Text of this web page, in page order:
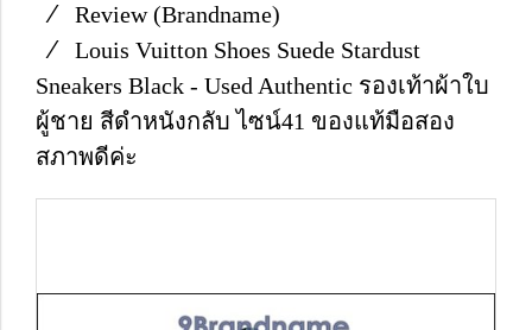
Review (Brandname)
Louis Vuitton Shoes Suede Stardust
Sneakers Black - Used Authentic รองเท้าผ้าใบ
ผู้ชาย สีดำหนังกลับ ไซน์41 ของแท้มือสอง
สภาพดีค่ะ